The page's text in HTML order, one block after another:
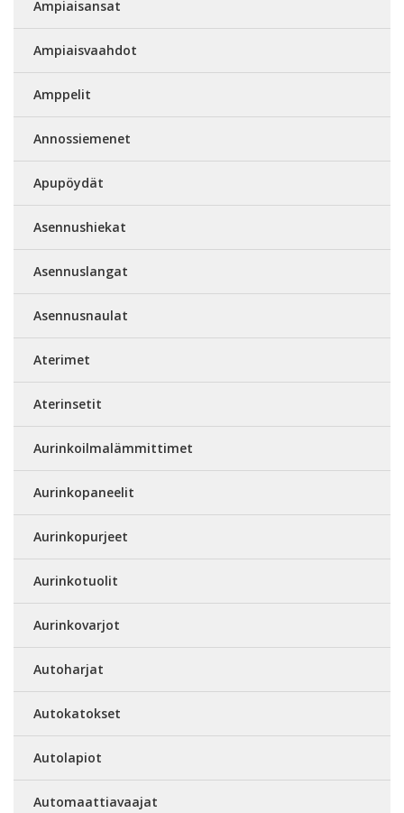
Ampiaisansat
Ampiaisvaahdot
Amppelit
Annossiemenet
Apupöydät
Asennushiekat
Asennuslangat
Asennusnaulat
Aterimet
Aterinsetit
Aurinkoilmalämmittimet
Aurinkopaneelit
Aurinkopurjeet
Aurinkotuolit
Aurinkovarjot
Autoharjat
Autokatokset
Autolapiot
Automaattiavaajat